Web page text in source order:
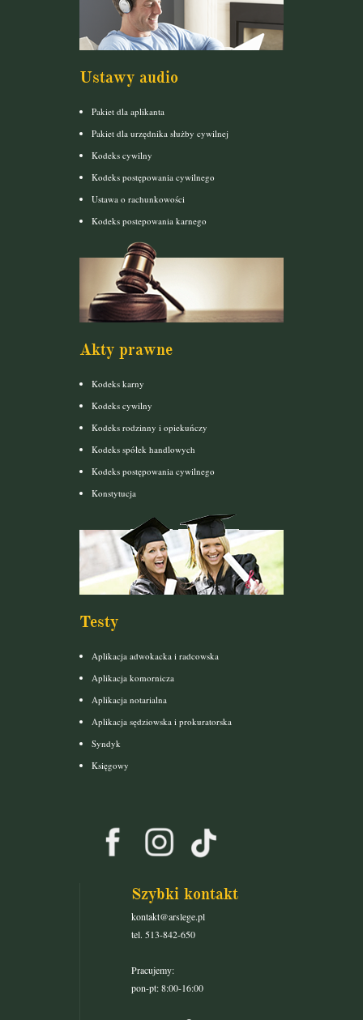
Ustawy audio
Pakiet dla aplikanta
Pakiet dla urzędnika służby cywilnej
Kodeks cywilny
Kodeks postępowania cywilnego
Ustawa o rachunkowości
Kodeks postepowania karnego
Akty prawne
Kodeks karny
Kodeks cywilny
Kodeks rodzinny i opiekuńczy
Kodeks spółek handlowych
Kodeks postępowania cywilnego
Konstytucja
Testy
Aplikacja adwokacka i radcowska
Aplikacja komornicza
Aplikacja notarialna
Aplikacja sędziowska i prokuratorska
Syndyk
Księgowy
Szybki kontakt
kontakt@arslege.pl
tel. 513-842-650
Pracujemy:
pon-pt: 8:00-16:00